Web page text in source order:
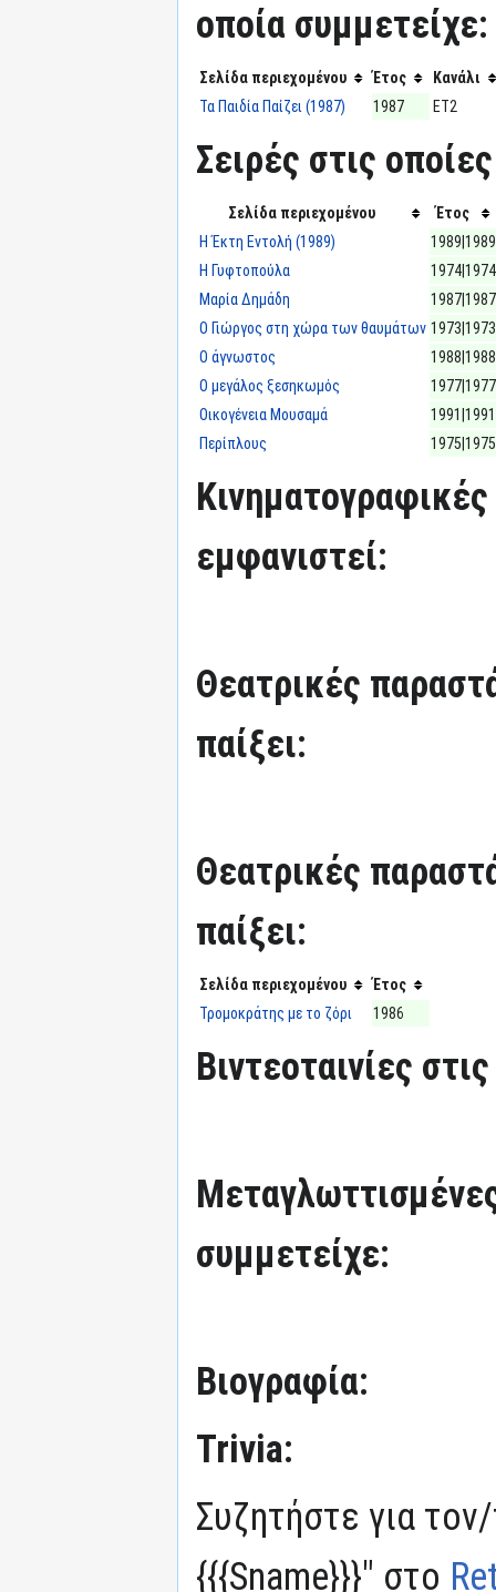
οποία συμμετείχε:
Σελίδα περιεχομένου Έτος
Κανάλι
Τα Παιδία Παίζει (1987)
1987 ΕΤ2
Σειρές στις
Σελίδα περιεχομένου
Έτος
Η Έκτη Εντολή (1989)
1989|1989
Η Γυφτοπούλα
1974|1974
Μαρία Δημάδη
1987|1987
Ο Γιώργος στη χώρα των θαυμάτων 1973|1973
Ο άγνωστος
1988|1988
Ο μεγάλος ξεσηκωμός
1977|1977
Οικογένεια Μουσαμά
1991|1991
Περίπλους
1975|1975
Κινηματογραφικές
εμφανιστεί:
Θεατρικές
παίξει:
Θεατρικές
παίξει:
Σελίδα περιεχομένου
Έτος
Τρομοκράτης με το ζόρι
1986
Βιντεοταινίες
συμμετείχε:
Βιογραφία:
Trivia:
Συζητήστε για
{{{Sname}}}" στο